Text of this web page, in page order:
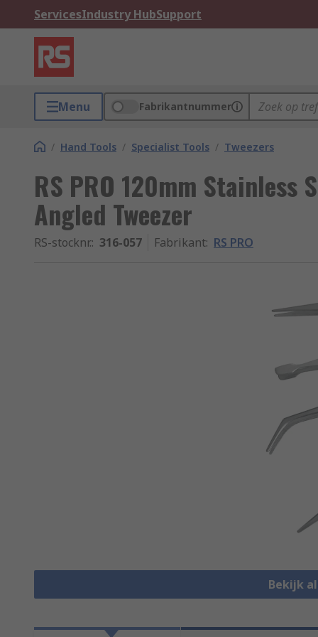
ServicesIndustry HubSupport
Menu Fabrikantnummer
/ Hand Tools / Specialist Tools / Tweezers
RS PRO 120mm Stainless
Angled Tweezer
RS-stocknr.: 316-057 Fabrikant: RS PRO
Bekijk